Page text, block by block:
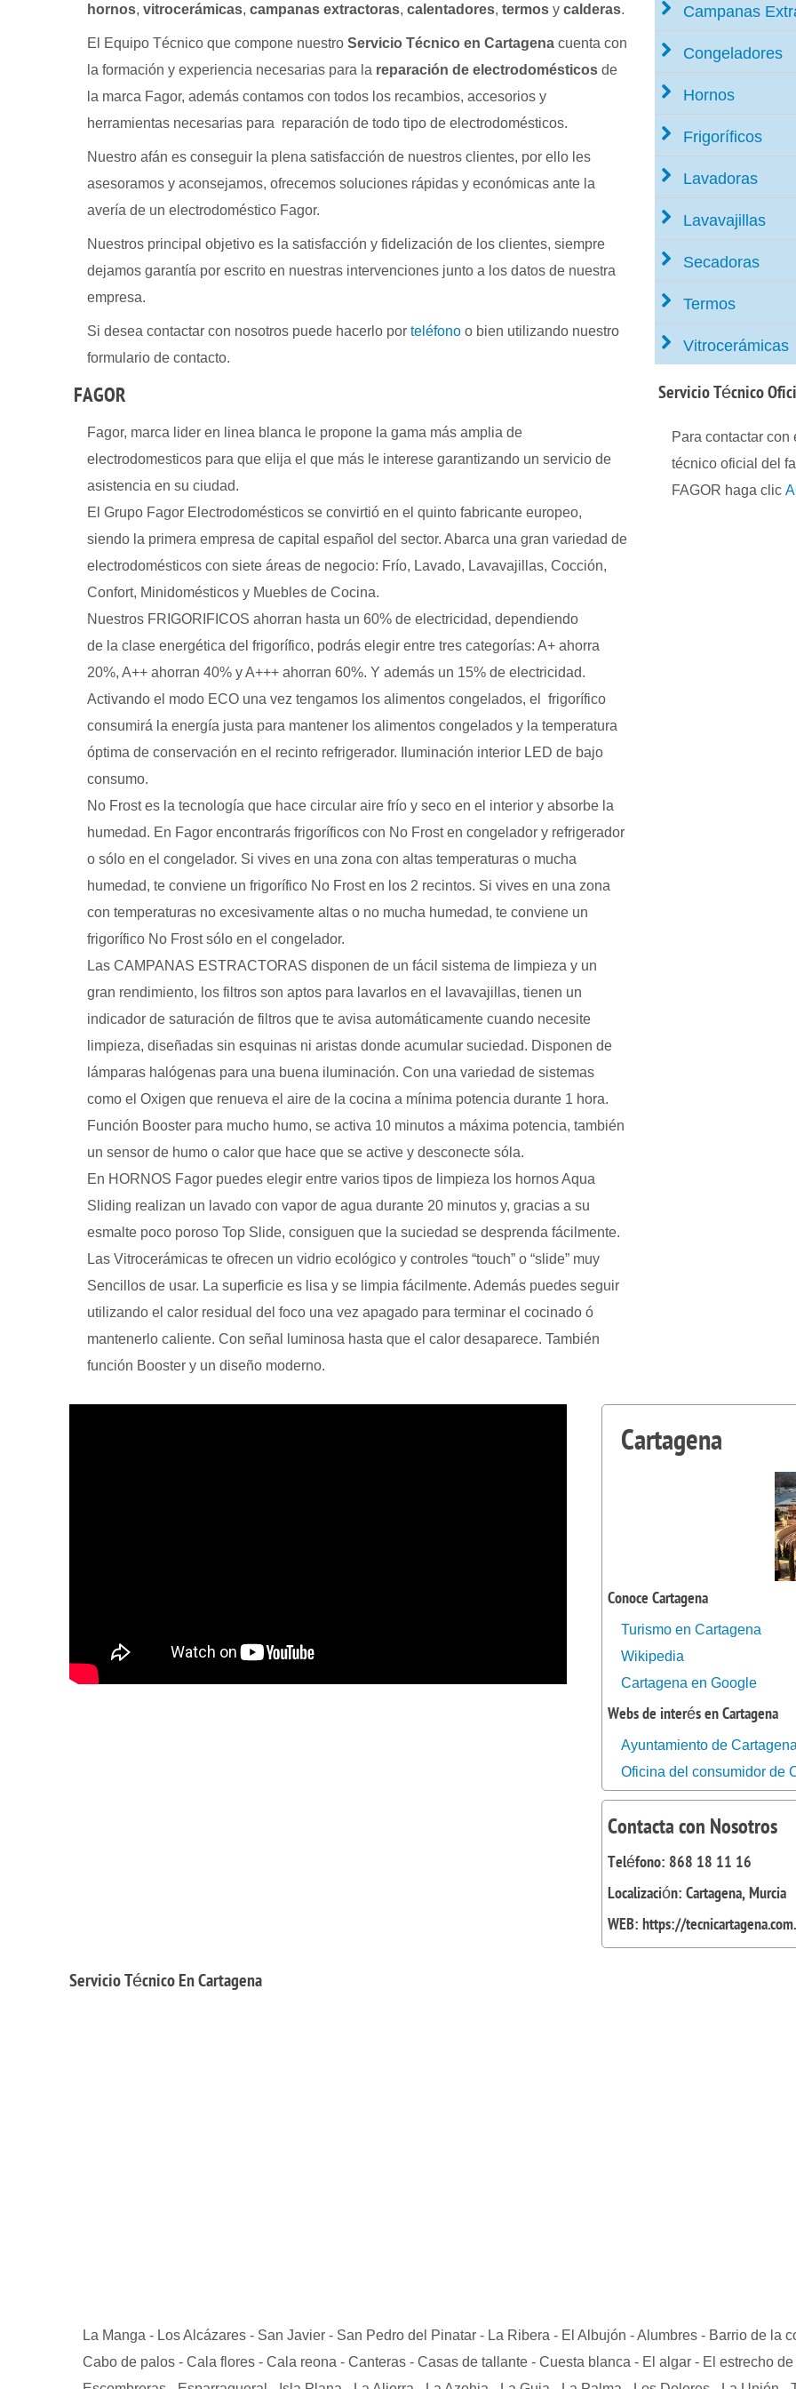
hornos, vitrocerámicas, campanas extractoras, calentadores, termos y calderas.
El Equipo Técnico que compone nuestro Servicio Técnico en Cartagena cuenta con
la formación y experiencia necesarias para la reparación de electrodomésticos de
la marca Fagor, además contamos con todos los recambios, accesorios y
herramientas necesarias para reparación de todo tipo de electrodomésticos.
Nuestro afán es conseguir la plena satisfacción de nuestros clientes, por ello les
asesoramos y aconsejamos, ofrecemos soluciones rápidas y económicas ante la
avería de un electrodoméstico Fagor.
Nuestros principal objetivo es la satisfacción y fidelización de los clientes, siempre
dejamos garantía por escrito en nuestras intervenciones junto a los datos de nuestra
empresa.
Si desea contactar con nosotros puede hacerlo por teléfono o bien utilizando nuestro
formulario de contacto.
FAGOR
Fagor, marca lider en linea blanca le propone la gama más amplia de
electrodomesticos para que elija el que más le interese garantizando un servicio de
asistencia en su ciudad.
El Grupo Fagor Electrodomésticos se convirtió en el quinto fabricante europeo,
siendo la primera empresa de capital español del sector. Abarca una gran variedad de
electrodomésticos con siete áreas de negocio: Frío, Lavado, Lavavajillas, Cocción,
Confort, Minidomésticos y Muebles de Cocina.
Nuestros FRIGORIFICOS ahorran hasta un 60% de electricidad, dependiendo
de la clase energética del frigorífico, podrás elegir entre tres categorías: A+ ahorra
20%, A++ ahorran 40% y A+++ ahorran 60%. Y además un 15% de electricidad.
Activando el modo ECO una vez tengamos los alimentos congelados, el frigorífico
consumirá la energía justa para mantener los alimentos congelados y la temperatura
óptima de conservación en el recinto refrigerador. Iluminación interior LED de bajo
consumo.
No Frost es la tecnología que hace circular aire frío y seco en el interior y absorbe la
humedad. En Fagor encontrarás frigoríficos con No Frost en congelador y refrigerador
o sólo en el congelador. Si vives en una zona con altas temperaturas o mucha
humedad, te conviene un frigorífico No Frost en los 2 recintos. Si vives en una zona
con temperaturas no excesivamente altas o no mucha humedad, te conviene un
frigorífico No Frost sólo en el congelador.
Las CAMPANAS ESTRACTORAS disponen de un fácil sistema de limpieza y un
gran rendimiento, los filtros son aptos para lavarlos en el lavavajillas, tienen un
indicador de saturación de filtros que te avisa automáticamente cuando necesite
limpieza, diseñadas sin esquinas ni aristas donde acumular suciedad. Disponen de
lámparas halógenas para una buena iluminación. Con una variedad de sistemas
como el Oxigen que renueva el aire de la cocina a mínima potencia durante 1 hora.
Función Booster para mucho humo, se activa 10 minutos a máxima potencia, también
un sensor de humo o calor que hace que se active y desconecte sóla.
En HORNOS Fagor puedes elegir entre varios tipos de limpieza los hornos Aqua
Sliding realizan un lavado con vapor de agua durante 20 minutos y, gracias a su
esmalte poco poroso Top Slide, consiguen que la suciedad se desprenda fácilmente.
Las Vitrocerámicas te ofrecen un vidrio ecológico y controles “touch” o “slide” muy
Sencillos de usar. La superficie es lisa y se limpia fácilmente. Además puedes seguir
utilizando el calor residual del foco una vez apagado para terminar el cocinado ó
mantenerlo caliente. Con señal luminosa hasta que el calor desaparece. También
función Booster y un diseño moderno.
Campanas
Congeladores
Hornos
Frigoríficos
Lavadoras
Lavavajillas
Secadoras
Termos
Vitrocerámicas
ServicioTécnico
Para contactar con
técnico oficial del
FAGOR haga clic
Cartagena
Conoce Cartagena
Turismo en Cartagena
Wikipedia
Cartagena en Google
Webs de interés en Cartagena
Ayuntamiento de Cartagena
Oficina del consumidor de
Contacta con Nosotros
Teléfono: 868 18 11 16
Localización: Cartagena, Murcia
WEB: https://
ServicioTécnico En Cartagena
La Manga - Los Alcázares - San Javier - San Pedro del Pinatar - La Ribera - El Albujón - Alumbres - Barrio de la
Cabo de palos - Cala flores - Cala reona - Canteras - Casas de tallante - Cuesta blanca - El algar - El estrecho